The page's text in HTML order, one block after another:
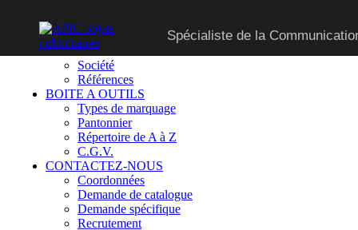
Spécialiste de la
CATALOGUE
SUR MESURE
QUI SOMMES-NOUS
Société
Références
BOITE A OUTILS
Types de marquage
Pantonnier
Répertoire de A à Z
C.G.V.
CONTACTEZ-NOUS
Coordonnées
Demande de catalogue
Demande spécifique
Recrutement